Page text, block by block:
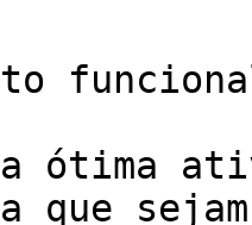
que